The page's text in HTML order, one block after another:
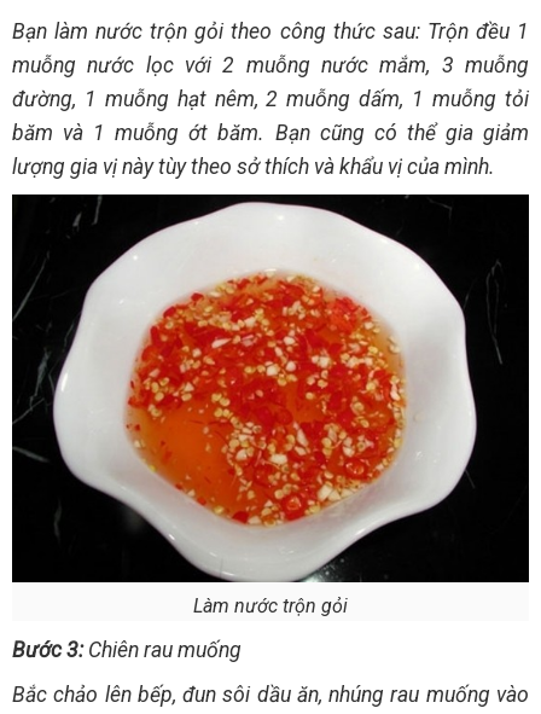
Bạn làm nước trộn gỏi theo công thức sau: Trộn đều 1
muỗng nước lọc với 2 muỗng nước mắm, 3 muỗng
đường, 1 muỗng hạt nêm, 2 muỗng dấm, 1 muỗng tỏi
băm và 1 muỗng ớt băm. Bạn cũng có thể gia giảm
lượng gia vị này tùy theo sở thích và khẩu vị của mình.
Làm nước trộn gỏi
Bước 3:Chiên rau muống
Bắc chảo lên bếp, đun sôi dầu ăn, nhúng rau muống vào